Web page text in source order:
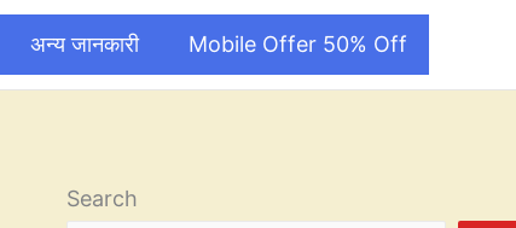
अन्य जानकारी Mobile Offer 50% Off
Search